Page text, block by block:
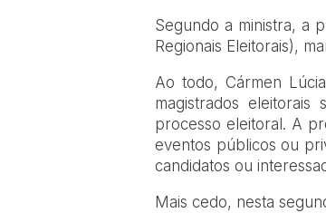
Segundo a ministra, a
Regionais Eleitorais),
Ao todo, Cármen
magistrados
processo eleitoral. A
eventos públicos ou
candidatos ou
Mais cedo, nesta